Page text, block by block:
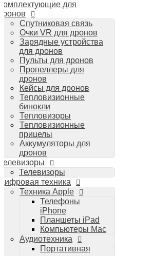
DJI Osmo Pocket 3
Стабилизаторы
DJI Osmo Mobile 6
DJI RS 3 Pro
для
Спутниковая связь
Очки VR для дронов
Зарядные устройства
для дронов
Пульты для дронов
Пропеллеры для
дронов
Кейсы для дронов
Тепловизионные
бинокли
Тепловизоры
Тепловизионные
прицелы
Аккумуляторы для
дронов
Телевизоры
техника
Техника Apple
Телефоны
iPhone
Планшеты iPad
Компьютеры Mac
Аудиотехника
Портативная